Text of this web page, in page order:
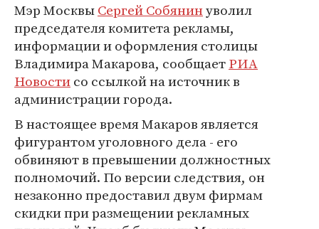
Мэр МосквыСергей Собянинуволил
председателя комитета рекламы,
информации и оформления столицы
Владимира Макарова, сообщаетРИА
Новостисо ссылкой на источник в
администрации города.
В настоящее время Макаров является
фигурантом уголовного дела - его
обвиняют в превышении должностных
полномочий. По версии следствия, он
незаконно предоставил двум фирмам
скидки при размещении рекламных